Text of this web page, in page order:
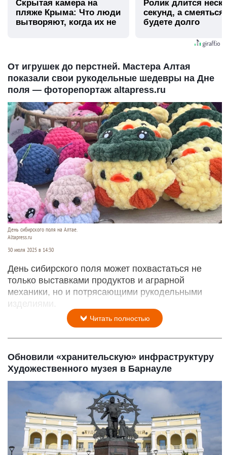
Скрытая камера на
пляже Крыма: Что люди
вытворяют, когда их не
Ролик длится
секунд, а
будете долго
От игрушек до перстней. Мастера Алтая
показали свои рукодельные шедевры на Дне
поля — фоторепортаж altapress.ru
День сибирского поля на Алтае.
Altapress.ru
30 июля 2025 в 14:30
День сибирского поля может похвастаться не
только выставками продуктов и аграрной
механики, но и потрясающими рукодельными
изделиями.
Читать полностью
Обновили «хранительскую» инфраструктуру
Художественного музея в Барнауле